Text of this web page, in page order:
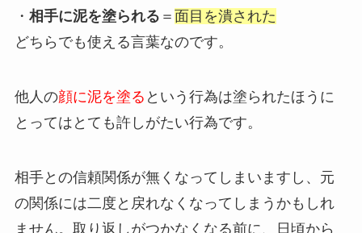
・ 相手に泥を塗られる ＝ 面目を潰された
どちらでも使える言葉なのです。
他人の顔に泥を塗る という行為は塗られたほうに
とってはとても許しがたい行為です。
相手との信頼関係が無くなってしまいますし、元
の関係には二度と戻れなくなってしまうかもしれ
ません。取り返しがつかなくなる前に、日頃から